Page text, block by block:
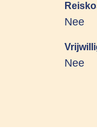
Nee
Nee